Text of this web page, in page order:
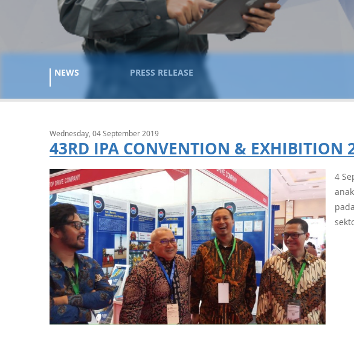
NEWS PRESS RELEASE
Wednesday, 04 September 2019
43RD IPA CONVENTION & EXHIBITION
4